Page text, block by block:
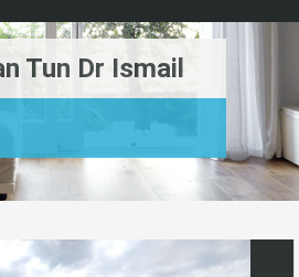
Tun Dr Ismail